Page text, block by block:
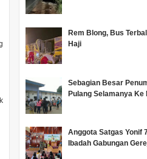
Rem Blong, Bus
Haji
Sebagian Besar
Pulang Selamanya Ke
Anggota Satgas Yonif
Ibadah Gabungan